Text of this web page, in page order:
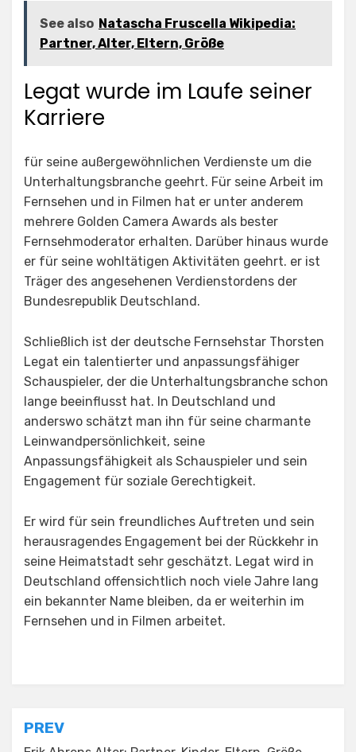
See also Natascha Fruscella Wikipedia:
Partner, Alter, Eltern, Größe
Legat wurde im Laufe seiner
Karriere
für seine außergewöhnlichen Verdienste um die
Unterhaltungsbranche geehrt. Für seine Arbeit im
Fernsehen und in Filmen hat er unter anderem
mehrere Golden Camera Awards als bester
Fernsehmoderator erhalten. Darüber hinaus wurde
er für seine wohltätigen Aktivitäten geehrt. er ist
Träger des angesehenen Verdienstordens der
Bundesrepublik Deutschland.
Schließlich ist der deutsche Fernsehstar Thorsten
Legat ein talentierter und anpassungsfähiger
Schauspieler, der die Unterhaltungsbranche schon
lange beeinflusst hat. In Deutschland und
anderswo schätzt man ihn für seine charmante
Leinwandpersönlichkeit, seine
Anpassungsfähigkeit als Schauspieler und sein
Engagement für soziale Gerechtigkeit.
Er wird für sein freundliches Auftreten und sein
herausragendes Engagement bei der Rückkehr in
seine Heimatstadt sehr geschätzt. Legat wird in
Deutschland offensichtlich noch viele Jahre lang
ein bekannter Name bleiben, da er weiterhin im
Fernsehen und in Filmen arbeitet.
Post
PREV